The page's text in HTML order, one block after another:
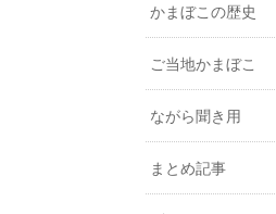
かまぼこの歴史
ご当地かまぼこ
ながら聞き用
まとめ記事